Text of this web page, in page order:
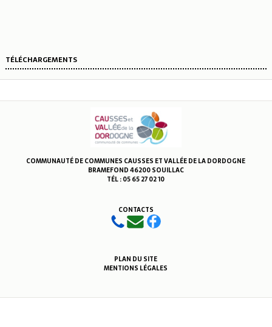
TÉLÉCHARGEMENTS
COMMUNAUTÉ DE COMMUNES CAUSSES ET VALLÉE DE LA DORDOGNE
BRAMEFOND 46200 SOUILLAC
TÉL : 05 65 27 02 10
CONTACTS
PLAN DU SITE
MENTIONS LÉGALES